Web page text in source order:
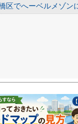
区でへーベルメゾン